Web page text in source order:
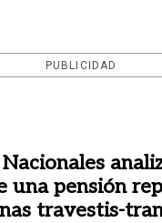
PUBLICIDAD
una pensión
travestis-